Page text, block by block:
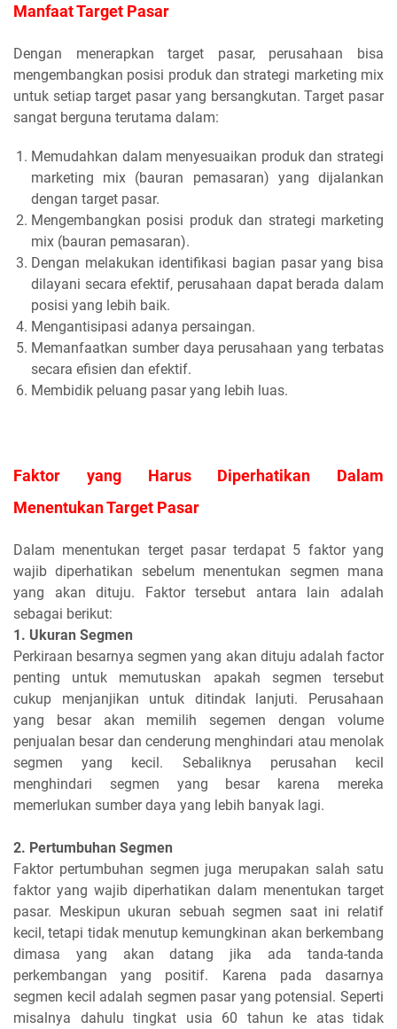
Manfaat Target Pasar
Dengan menerapkan target pasar, perusahaan bisa
mengembangkan posisi produk dan strategi marketing mix
untuk setiap target pasar yang bersangkutan. Target pasar
sangat berguna terutama dalam:
Memudahkan dalam menyesuaikan produk dan strategi
marketing mix (bauran pemasaran) yang dijalankan
dengan target pasar.
Mengembangkan posisi produk dan strategi marketing
mix (bauran pemasaran).
Dengan melakukan identifikasi bagian pasar yang bisa
dilayani secara efektif, perusahaan dapat berada dalam
posisi yang lebih baik.
Mengantisipasi adanya persaingan.
Memanfaatkan sumber daya perusahaan yang terbatas
secara efisien dan efektif.
Membidik peluang pasar yang lebih luas.
Faktor yang Harus Diperhatikan Dalam
Menentukan Target Pasar
Dalam menentukan terget pasar terdapat 5 faktor yang
wajib diperhatikan sebelum menentukan segmen mana
yang akan dituju. Faktor tersebut antara lain adalah
sebagai berikut:
1. Ukuran Segmen
Perkiraan besarnya segmen yang akan dituju adalah factor
penting untuk memutuskan apakah segmen tersebut
cukup menjanjikan untuk ditindak lanjuti. Perusahaan
yang besar akan memilih segemen dengan volume
penjualan besar dan cenderung menghindari atau menolak
segmen yang kecil. Sebaliknya perusahan kecil
menghindari segmen yang besar karena mereka
memerlukan sumber daya yang lebih banyak lagi.
2. Pertumbuhan Segmen
Faktor pertumbuhan segmen juga merupakan salah satu
faktor yang wajib diperhatikan dalam menentukan target
pasar. Meskipun ukuran sebuah segmen saat ini relatif
kecil, tetapi tidak menutup kemungkinan akan berkembang
dimasa yang akan datang jika ada tanda-tanda
perkembangan yang positif. Karena pada dasarnya
segmen kecil adalah segmen pasar yang potensial. Seperti
misalnya dahulu tingkat usia 60 tahun ke atas tidak